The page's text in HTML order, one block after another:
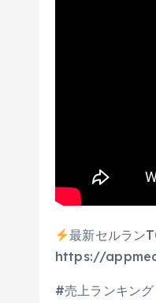
最新セルラン
https://
#売上ランキング